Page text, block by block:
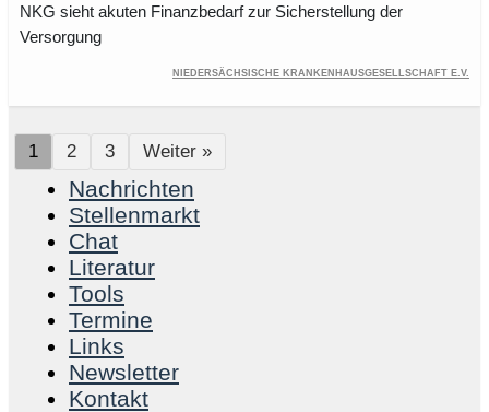
NKG sieht akuten Finanzbedarf zur Sicherstellung der
Versorgung
Niedersächsische Krankenhausgesellschaft e.V.
1 2 3 Weiter »
Nachrichten
Stellenmarkt
Chat
Literatur
Tools
Termine
Links
Newsletter
Kontakt